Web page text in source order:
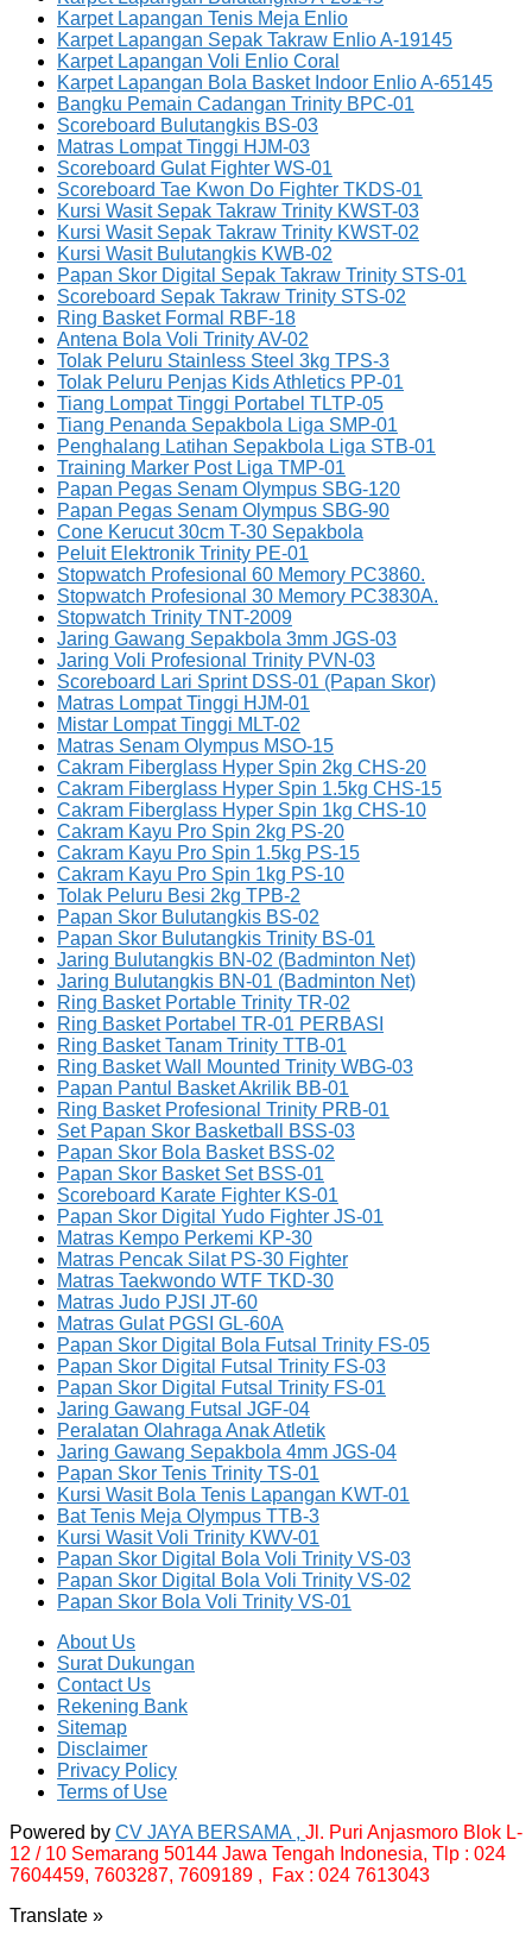
Karpet Lapangan Tenis Meja Enlio
Karpet Lapangan Sepak Takraw Enlio A-19145
Karpet Lapangan Voli Enlio Coral
Karpet Lapangan Bola Basket Indoor Enlio A-65145
Bangku Pemain Cadangan Trinity BPC-01
Scoreboard Bulutangkis BS-03
Matras Lompat Tinggi HJM-03
Scoreboard Gulat Fighter WS-01
Scoreboard Tae Kwon Do Fighter TKDS-01
Kursi Wasit Sepak Takraw Trinity KWST-03
Kursi Wasit Sepak Takraw Trinity KWST-02
Kursi Wasit Bulutangkis KWB-02
Papan Skor Digital Sepak Takraw Trinity STS-01
Scoreboard Sepak Takraw Trinity STS-02
Ring Basket Formal RBF-18
Antena Bola Voli Trinity AV-02
Tolak Peluru Stainless Steel 3kg TPS-3
Tolak Peluru Penjas Kids Athletics PP-01
Tiang Lompat Tinggi Portabel TLTP-05
Tiang Penanda Sepakbola Liga SMP-01
Penghalang Latihan Sepakbola Liga STB-01
Training Marker Post Liga TMP-01
Papan Pegas Senam Olympus SBG-120
Papan Pegas Senam Olympus SBG-90
Cone Kerucut 30cm T-30 Sepakbola
Peluit Elektronik Trinity PE-01
Stopwatch Profesional 60 Memory PC3860.
Stopwatch Profesional 30 Memory PC3830A.
Stopwatch Trinity TNT-2009
Jaring Gawang Sepakbola 3mm JGS-03
Jaring Voli Profesional Trinity PVN-03
Scoreboard Lari Sprint DSS-01 (Papan Skor)
Matras Lompat Tinggi HJM-01
Mistar Lompat Tinggi MLT-02
Matras Senam Olympus MSO-15
Cakram Fiberglass Hyper Spin 2kg CHS-20
Cakram Fiberglass Hyper Spin 1.5kg CHS-15
Cakram Fiberglass Hyper Spin 1kg CHS-10
Cakram Kayu Pro Spin 2kg PS-20
Cakram Kayu Pro Spin 1.5kg PS-15
Cakram Kayu Pro Spin 1kg PS-10
Tolak Peluru Besi 2kg TPB-2
Papan Skor Bulutangkis BS-02
Papan Skor Bulutangkis Trinity BS-01
Jaring Bulutangkis BN-02 (Badminton Net)
Jaring Bulutangkis BN-01 (Badminton Net)
Ring Basket Portable Trinity TR-02
Ring Basket Portabel TR-01 PERBASI
Ring Basket Tanam Trinity TTB-01
Ring Basket Wall Mounted Trinity WBG-03
Papan Pantul Basket Akrilik BB-01
Ring Basket Profesional Trinity PRB-01
Set Papan Skor Basketball BSS-03
Papan Skor Bola Basket BSS-02
Papan Skor Basket Set BSS-01
Scoreboard Karate Fighter KS-01
Papan Skor Digital Yudo Fighter JS-01
Matras Kempo Perkemi KP-30
Matras Pencak Silat PS-30 Fighter
Matras Taekwondo WTF TKD-30
Matras Judo PJSI JT-60
Matras Gulat PGSI GL-60A
Papan Skor Digital Bola Futsal Trinity FS-05
Papan Skor Digital Futsal Trinity FS-03
Papan Skor Digital Futsal Trinity FS-01
Jaring Gawang Futsal JGF-04
Peralatan Olahraga Anak Atletik
Jaring Gawang Sepakbola 4mm JGS-04
Papan Skor Tenis Trinity TS-01
Kursi Wasit Bola Tenis Lapangan KWT-01
Bat Tenis Meja Olympus TTB-3
Kursi Wasit Voli Trinity KWV-01
Papan Skor Digital Bola Voli Trinity VS-03
Papan Skor Digital Bola Voli Trinity VS-02
Papan Skor Bola Voli Trinity VS-01
About Us
Surat Dukungan
Contact Us
Rekening Bank
Sitemap
Disclaimer
Privacy Policy
Terms of Use
Powered by CV JAYA BERSAMA , Jl. Puri Anjasmoro Blok L-
12 / 10 Semarang 50144 Jawa Tengah Indonesia, Tlp : 024
7604459, 7603287, 7609189 , Fax : 024 7613043
Translate »